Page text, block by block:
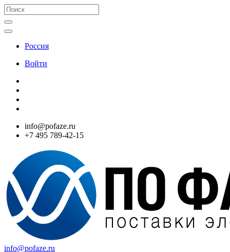
Россия
Войти
info@pofaze.ru
+7 495 789-42-15
info@pofaze.ru